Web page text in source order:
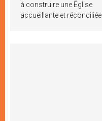
à construire une Église
accueillante et réconciliée